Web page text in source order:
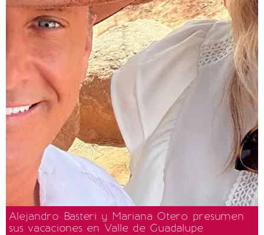
Alejandro Basteri y Mariana Otero presumen
sus vacaciones en Valle de Guadalupe